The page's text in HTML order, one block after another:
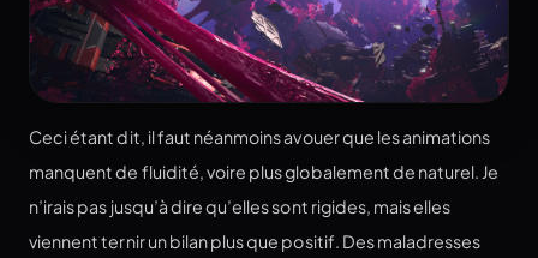
Ceci étant dit, il faut néanmoins avouer que les animations
manquent de fluidité, voire plus globalement de naturel. Je
n’irais pas jusqu’à dire qu’elles sont rigides, mais elles
viennent ternir un bilan plus que positif. Des maladresses